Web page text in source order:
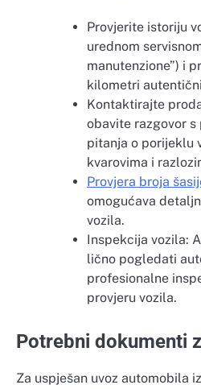
Provjerite istoriju
urednom
manutenzione”) i
kilometri
Kontaktirajte
obavite razgovor
pitanja o porijeklu
kvarovima i
Provjera broja
omogućava
vozila.
Inspekcija vozila:
lično pogledati
profesionalne
provjeru vozila.
Potrebni dokumenti
Za uspješan uvoz automobila